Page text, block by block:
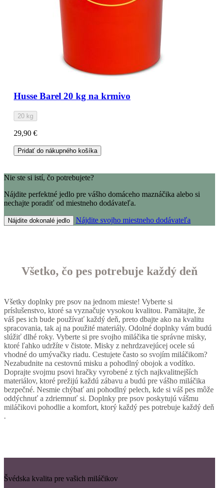
Husse Barel 20 kg na krmivo
20 kg
29,90 €
Pridať do nákupného košíka
Nie ste si istí, čo potrebujete?
Nájdite perfektné jedlo pre vášho domáceho maznáčika alebo si
nechajte poradiť od miestneho dodávateľa.
Nájdite dokonalé jedlo Nájdite svojho miestneho dodávateľa
Všetko, čo pes potrebuje každý deň
Všetky doplnky pre psov na jednom mieste! Vyberte si
príslušenstvo, ktoré sa vyznačuje vysokou kvalitou. Pamätajte, že
váš pes ich bude používať každý deň, preto dbajte ako na kvalitu
spracovania, tak aj na použité materiály. Odolné doplnky vám budú
slúžiť dlhé roky. Vyberte si pre svojho miláčika tie správne misky,
ktoré ľahko udržíte v čistote. Misky z nehrdzavejúcej ocele sú
vhodné do umývačky riadu. Cestujete často so svojím miláčikom?
Nezabudnite na cestovnú misku a pohodlný obojok a vodítko.
Doprajte svojmu psovi hračky vyrobené z tých najkvalitnejších
materiálov, ktoré prežijú každú zábavu a budú pre vášho miláčika
bezpečné. Nesmie chýbať ani pohodlný pelech, kde si váš pes môže
oddýchnuť a zdriemnuť si. Doplnky pre psov poskytujú vášmu
miláčikovi pohodlie a komfort, ktorý každý pes potrebuje každý deň
.
Švédska kvalita pre vašich miláčikov